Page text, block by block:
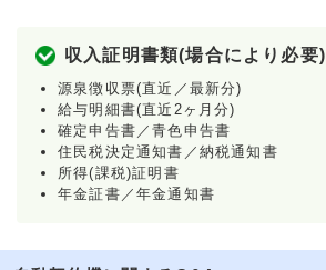
収入証明書類(場合により必要)
源泉徴収票(直近／最新分)
給与明細書(直近2ヶ月分)
確定申告書／青色申告書
住民税決定通知書／納税通知書
所得(課税)証明書
年金証書／年金通知書